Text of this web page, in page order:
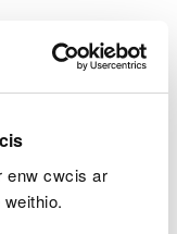
enw cwcis ar
mewn
bod ei rieni
yr ŵy y